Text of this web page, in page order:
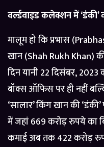
वर्ल्डवाइड कलेक्शन में ‘डंकी’
मालूम हो कि प्रभास
खान (Shah Rukh Khan)
दिन यानी 22 दिसंबर,
बॉक्स ऑफिस पर ही नहीं
‘सालार’ किंग खान की
में जहां 669 करोड़ रुपये का
कमाई अब तक 422 करोड़